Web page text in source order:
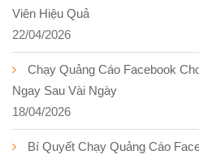
Viên Hiệu Quả
22/04/2026
Chạy Quảng Cáo Facebook
Ngay Sau Vài Ngày
18/04/2026
Bí Quyết Chạy Quảng Cáo